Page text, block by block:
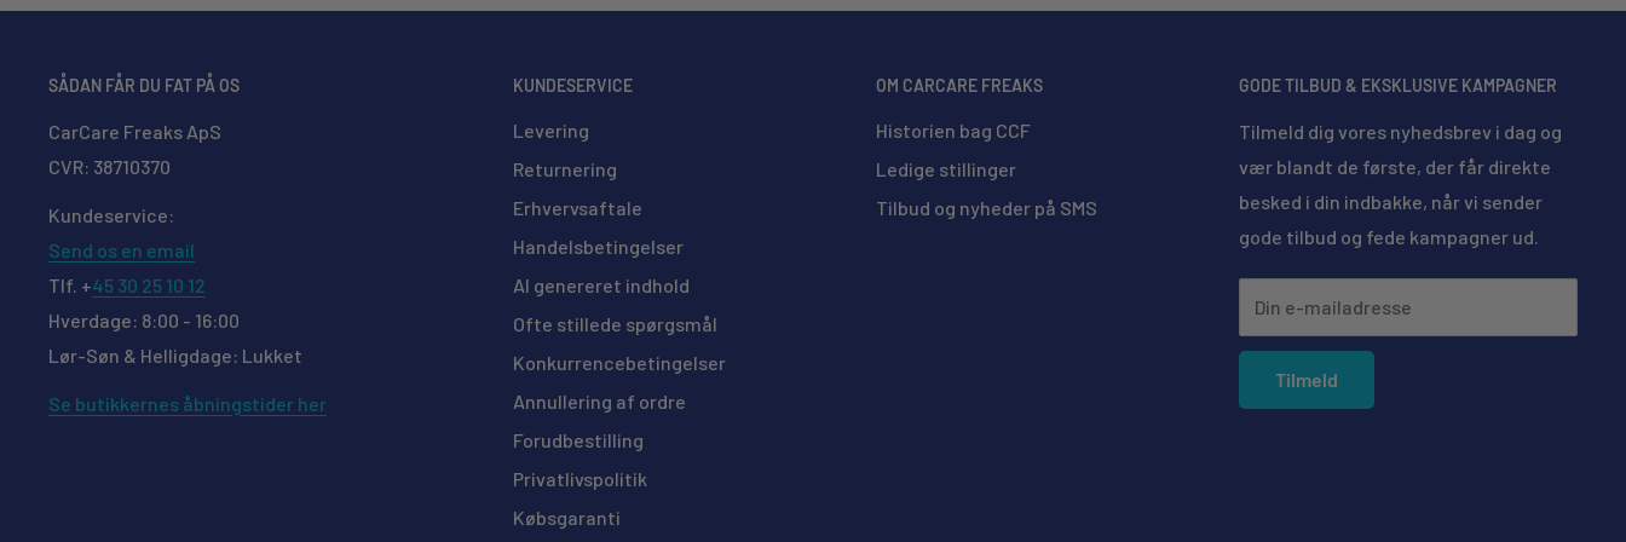
*Enkelte produkter vil, grundet vægten/størrelse, blive afsendt med fragtmand, til en
tunge varer)
SÅDAN FÅR DU FAT PÅ OS
CarCare Freaks ApS
CVR: 38710370
Kundeservice:
Send os en email
Tlf. +45 30 25 10 12
Hverdage: 8:00 - 16:00
Lør-Søn & Helligdage: Lukket
Se butikkernes åbningstider her
KUNDESERVICE
Levering
Returnering
Erhvervsaftale
Handelsbetingelser
AI genereret indhold
Ofte stillede spørgsmål
Konkurrencebetingelser
Annullering af ordre
Forudbestilling
Privatlivspolitik
Købsgaranti
OM CARCARE FREAKS
Historien bag CCF
Ledige stillinger
Tilbud og nyheder på SMS
GODE TILBUD & EKSKLUSIVE KAMPAGNER
Tilmeld dig vores nyhedsbrev i dag og
vær blandt de første, der får direkte
besked i din indbakke, når vi sender
gode tilbud og fede kampagner ud.
Din e-mailadresse
Tilmeld